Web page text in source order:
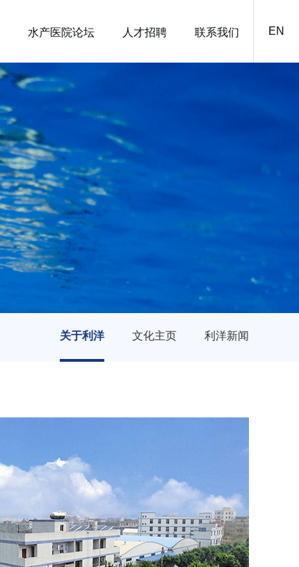
水产医院论坛 人才招聘 联系我们 EN
关于利洋 文化主页 利洋新闻